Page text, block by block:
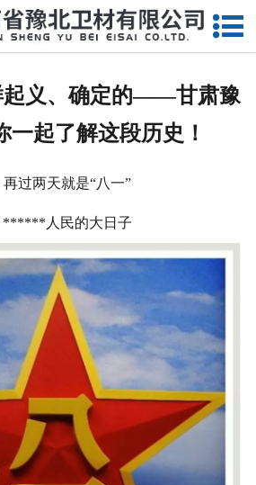
网站首页
厂房设备
人才招聘
联系我们
起义、确定的——甘肃豫
一起了解这段历史！
再过两天就是“八一”
******人民的大日子